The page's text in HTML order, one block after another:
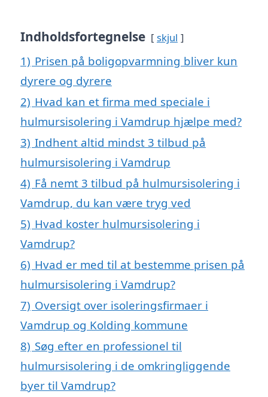
Indholdsfortegnelse skjul
1) Prisen på boligopvarmning bliver kun
dyrere og dyrere
2) Hvad kan et firma med speciale i
hulmursisolering i Vamdrup hjælpe med?
3) Indhent altid mindst 3 tilbud på
hulmursisolering i Vamdrup
4) Få nemt 3 tilbud på hulmursisolering i
Vamdrup, du kan være tryg ved
5) Hvad koster hulmursisolering i
Vamdrup?
6) Hvad er med til at bestemme prisen på
hulmursisolering i Vamdrup?
7) Oversigt over isoleringsfirmaer i
Vamdrup og Kolding kommune
8) Søg efter en professionel til
hulmursisolering i de omkringliggende
byer til Vamdrup?